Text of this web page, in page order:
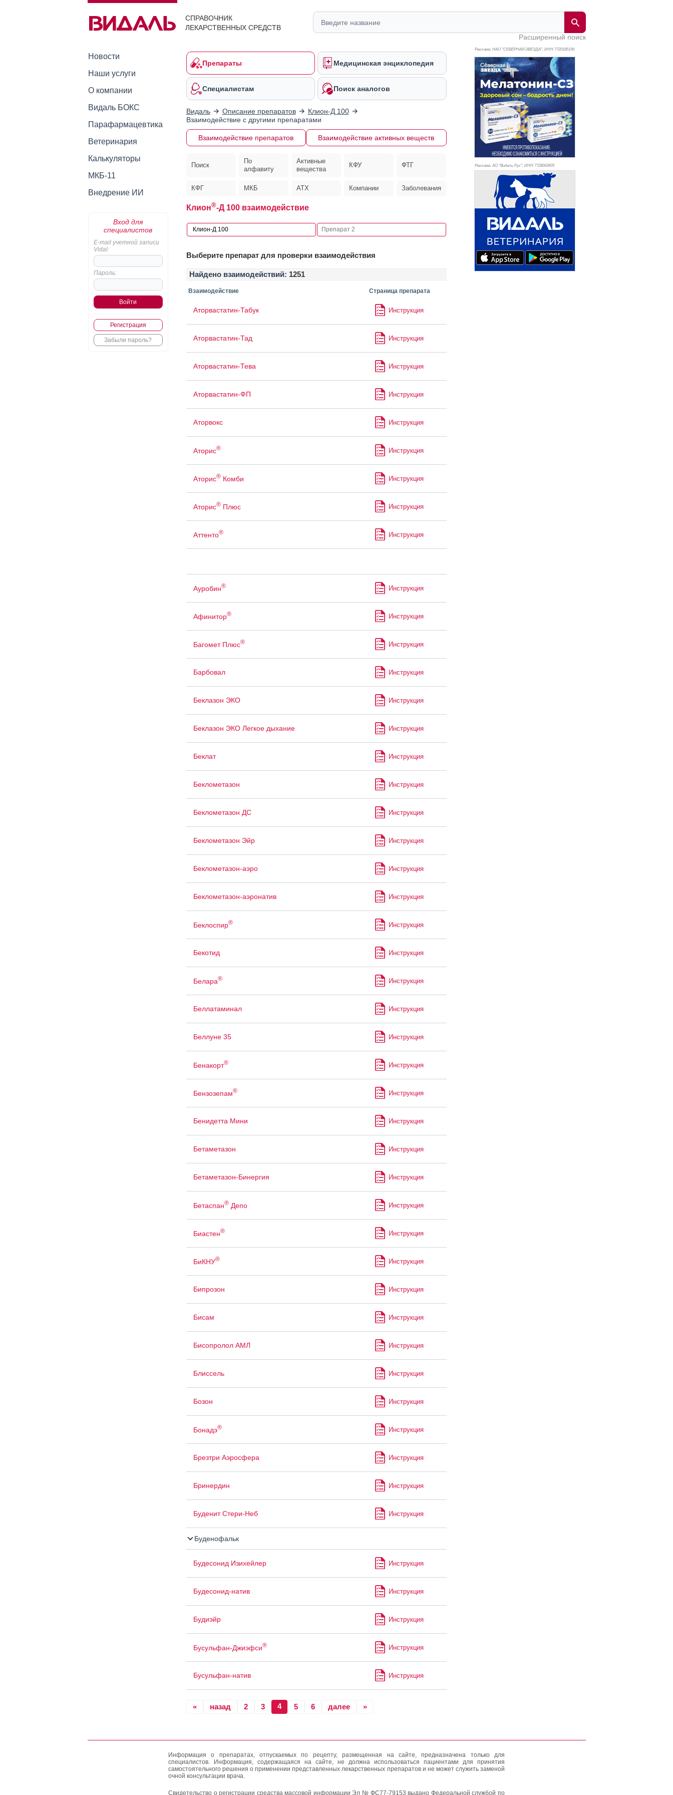
СПРАВОЧНИК
ЛЕКАРСТВЕННЫХ СРЕДСТВ
Расширенный поиск
Новости
Наши услуги
О компании
Видаль БОКС
Парафармацевтика
Ветеринария
Калькуляторы
МКБ-11
Внедрение ИИ
Вход для
специалистов
E-mail учетной записи
Vidal:
Пароль:
Регистрация
Забыли пароль?
Препараты Медицинская энциклопедия
Специалистам Поиск аналогов
Видаль Описание препаратов
Клион-Д 100
Взаимодействие с другими препаратами
Взаимодействие препаратов Взаимодействие активных веществ
Поиск
По
алфавиту
Активные
вещества
КФУ ФТГ
КФГ МКБ АТХ Компании Заболевания
Клион®-Д 100 взаимодействие
Выберите препарат для проверки взаимодействия
Найдено взаимодействий: 1251
Взаимодействие Страница препарата
Аторвастатин-Табук Инструкция
Аторвастатин-Тад Инструкция
Аторвастатин-Тева Инструкция
Аторвастатин-ФП Инструкция
Аторвокс Инструкция
Аторис® Инструкция
Аторис®Комби Инструкция
Аторис®Плюс Инструкция
Аттенто® Инструкция
Ауробин® Инструкция
Афинитор® Инструкция
Багомет Плюс® Инструкция
Барбовал Инструкция
Беклазон ЭКО Инструкция
Беклазон ЭКО Легкое дыхание Инструкция
Беклат Инструкция
Беклометазон Инструкция
Беклометазон ДС Инструкция
Беклометазон Эйр Инструкция
Беклометазон-аэро Инструкция
Беклометазон-аэронатив Инструкция
Беклоспир® Инструкция
Бекотид Инструкция
Белара® Инструкция
Беллатаминал Инструкция
Беллуне 35 Инструкция
Бенакорт® Инструкция
Бензозепам® Инструкция
Бенидетта Мини Инструкция
Бетаметазон Инструкция
Бетаметазон-Бинергия Инструкция
Бетаспан®Депо Инструкция
Биастен® Инструкция
БиКНУ® Инструкция
Бипрозон Инструкция
Бисам Инструкция
Бисопролол АМЛ Инструкция
Блиссель Инструкция
Бозон Инструкция
Бонадэ® Инструкция
Брезтри Аэросфера Инструкция
Бринердин Инструкция
Буденит Стери-Неб Инструкция
Буденофальк
Будесонид Изихейлер Инструкция
Будесонид-натив Инструкция
Будиэйр Инструкция
Бусульфан-Джиэфси® Инструкция
Бусульфан-натив Инструкция
« назад 2 3 4 5 6 далее »
Реклама. НАО "СЕВЕРНАЯ ЗВЕЗДА", ИНН 7720185196
Реклама. АО "Видаль Рус", ИНН 7728043605
Информация о препаратах, отпускаемых по рецепту, размещенная на сайте, предназначена только для
специалистов. Информация, содержащаяся на сайте, не должна использоваться пациентами для принятия
самостоятельного решения о применении представленных лекарственных препаратов и не может служить заменой
очной консультации врача.
Свидетельство о регистрации средства массовой информации Эл № ФС77-79153 выдано Федеральной службой по